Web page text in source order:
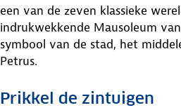
een van de zeven klassieke
indrukwekkende Mausoleum
symbool van de stad, het
Petrus.
Prikkel de zintuigen